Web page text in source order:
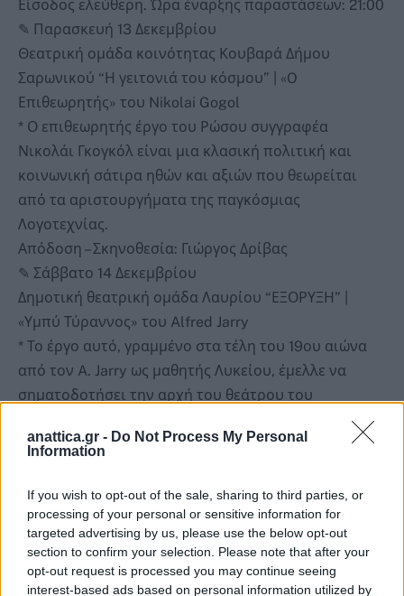
anattica.gr - Do Not Process My Personal
Information
If you wish to opt-out of the sale, sharing to third parties, or
processing of your personal or sensitive information for
targeted advertising by us, please use the below opt-out
section to confirm your selection. Please note that after your
opt-out request is processed you may continue seeing
interest-based ads based on personal information utilized by
Είσοδος ελεύθερη. Ώρα έναρξης παραστάσεων: 21:00
✎ Παρασκευή 13 Δεκεμβρίου
Θεατρική ομάδα κοινότητας Κουβαρά Δήμου
Σαρωνικού “Η γειτονιά του κόσμου” | «O
Επιθεωρητής» του Nikolai Gogol
* Ο επιθεωρητής έργο του Ρώσου συγγραφέα
Νικολάι Γκογκόλ είναι μια κλασική πολιτική και
κοινωνική σάτιρα ηθών και αξιών που θεωρείται
από τα αριστουργήματα της παγκόσμιας
Λογοτεχνίας.
Απόδοση – Σκηνοθεσία: Γιώργος Δρίβας
✎ Σάββατο 14 Δεκεμβρίου
Δημοτική θεατρική ομάδα Λαυρίου “ΕΞΟΡΥΞΗ” |
«Υμπύ Τύραννος» του Alfred Jarry
* Το έργο αυτό, γραμμένο στα τέλη του 19ου αιώνα
από τον A. Jarry ως μαθητής Λυκείου, έμελλε να
σηματοδοτήσει την αρχή του θεάτρου του
παραλόγου καθώς ανέτρεψε τότε τους κανόνες και
τον θεατρικό κώδικα. Πρόκειται για μια ωμή και
εμπνευσμένο ως προς την δομή του από τον
Σαίξπηρ και την αρχαία τραγωδία.
Απόδοση – Σκηνοθεσία: Γιώργος Δρίβας
✎ Κυριακή 15 Δεκεμβρίου
Δημοτικό θεατρικό εργαστήρι Κερατέας “Θέσπις”